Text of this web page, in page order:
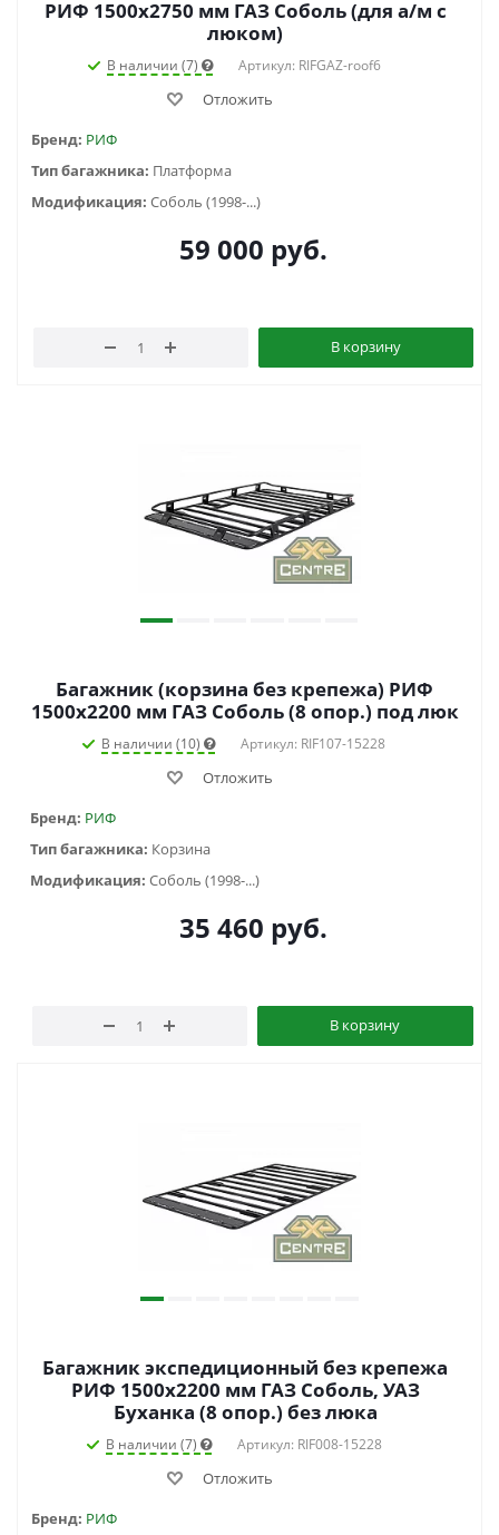
РИФ 1500х2750 мм ГАЗ Соболь (для а/м с
люком)
В наличии (7) Артикул: RIFGAZ-roof6
Отложить
Бренд: РИФ
Тип багажника: Платформа
Модификация: Соболь (1998-...)
59 000 руб.
В корзину
Багажник (корзина без крепежа) РИФ
1500х2200 мм ГАЗ Соболь (8 опор.) под люк
В наличии (10) Артикул: RIF107-15228
Отложить
Бренд: РИФ
Тип багажника: Корзина
Модификация: Соболь (1998-...)
35 460 руб.
В корзину
Багажник экспедиционный без крепежа
РИФ 1500х2200 мм ГАЗ Соболь, УАЗ
Буханка (8 опор.) без люка
В наличии (7) Артикул: RIF008-15228
Отложить
Бренд: РИФ